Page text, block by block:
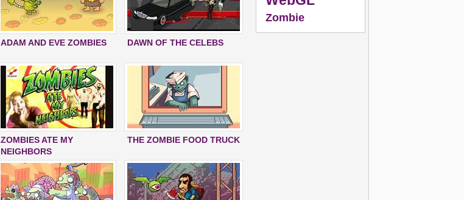
ADAM AND EVE ZOMBIES DAWN OF THE CELEBS
ZOMBIES ATE MY
NEIGHBORS
THE ZOMBIE FOOD TRUCK
Zombie